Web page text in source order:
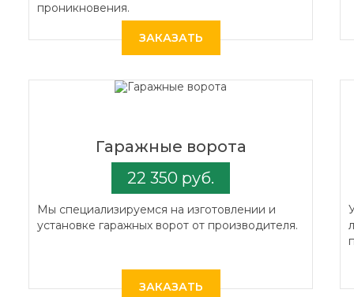
проникновения.
ЗАКАЗАТЬ
Гаражные ворота
22 350 руб.
Мы специализируемся на изготовлении и
установке гаражных ворот от производителя.
ЗАКАЗАТЬ